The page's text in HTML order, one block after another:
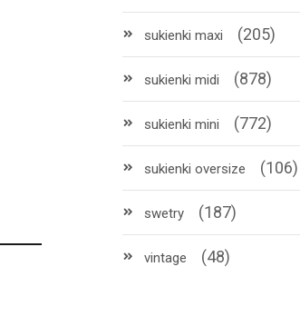
sukienki maxi (205)
sukienki midi (878)
sukienki mini (772)
sukienki oversize (106)
swetry (187)
vintage (48)